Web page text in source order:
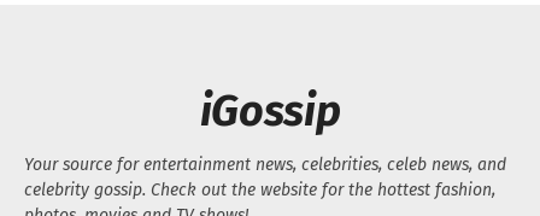
iGossip
Your source for entertainment news, celebrities, celeb news, and
celebrity gossip. Check out the website for the hottest fashion,